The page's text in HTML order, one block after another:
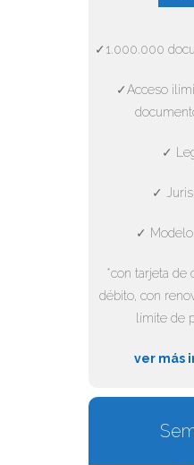
✓1.000.000
✓Acceso
✓
✓
✓
*con tarjeta de
débito, con
límite de
ver más